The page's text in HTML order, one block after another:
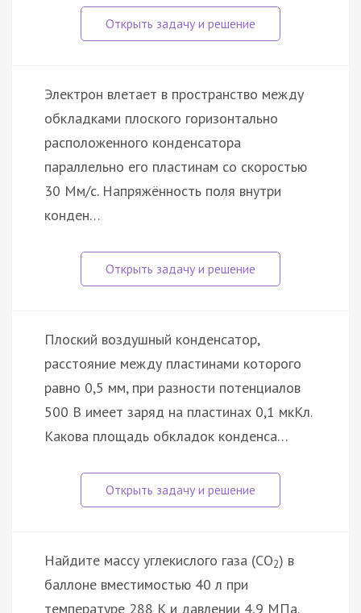
Электрон влетает в пространство между
обкладками плоского горизонтально
расположенного конденсатора
параллельно его пластинам со скоростью
30 Мм/с. Напряжённость поля внутри
конден…
Плоский воздушный конденсатор,
расстояние между пластинами которого
равно 0,5 мм, при разности потенциалов
500 В имеет заряд на пластинах 0,1 мкКл.
Какова площадь обкладок конденса…
Найдите массу углекислого газа (CO2) в
баллоне вместимостью 40 л при
температуре 288 К и давлении 4,9 МПа.